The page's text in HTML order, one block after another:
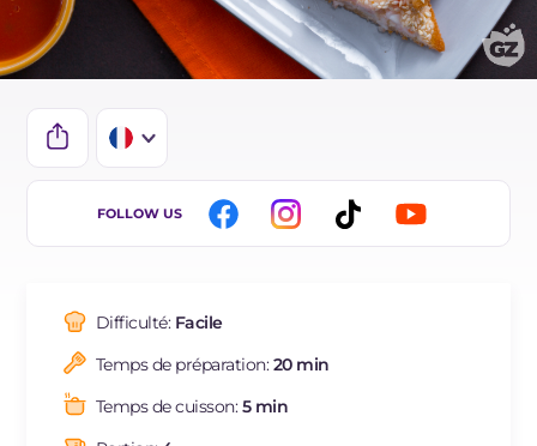
IT
DE
BR
NL
FOLLOW US
Difficulté: Facile
Temps de préparation:20 min
Temps de cuisson:5 min